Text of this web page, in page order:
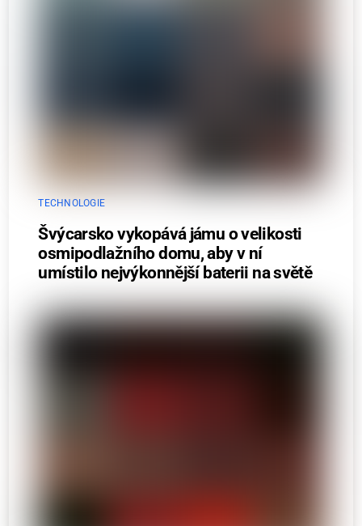
TECHNOLOGIE
Švýcarsko vykopává jámu o velikosti
osmipodlažního domu, aby v ní
umístilo nejvýkonnější baterii na světě